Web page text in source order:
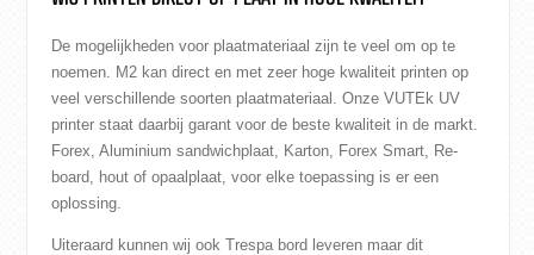
De mogelijkheden voor plaatmateriaal zijn te veel om op te
noemen. M2 kan direct en met zeer hoge kwaliteit printen op
veel verschillende soorten plaatmateriaal. Onze VUTEk UV
printer staat daarbij garant voor de beste kwaliteit in de markt.
Forex,Aluminium sandwichplaat, Karton, Forex Smart, Re-
board, hout ofopaalplaat, voor elke toepassing is er een
oplossing.
Uiteraard kunnen wij ook Trespa bord leveren maar dit